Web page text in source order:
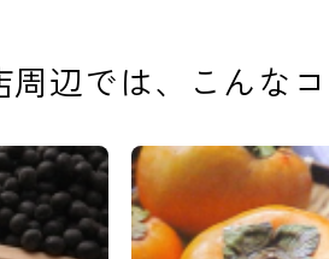
辺では、 こんな